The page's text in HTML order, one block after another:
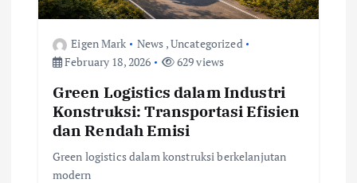
Eigen Mark News ,Uncategorized
February 18, 2026
629 views
Green Logistics dalam Industri
Konstruksi: Transportasi Efisien
dan Rendah Emisi
Green logistics dalam konstruksi berkelanjutan
modern